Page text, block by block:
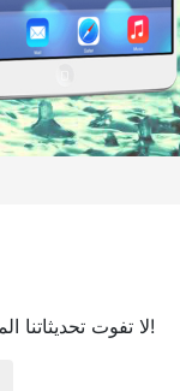
لا تفوت تحديثاتنا المستقبلية! اشترك الآن!